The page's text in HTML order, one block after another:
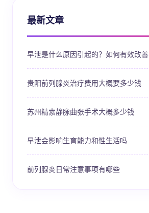
最新文章
早泄是什么原因引起的？如何有效改善
贵阳前列腺炎治疗费用大概要多少钱
苏州精索静脉曲张手术大概多少钱
早泄会影响生育能力和性生活吗
前列腺炎日常注意事项有哪些